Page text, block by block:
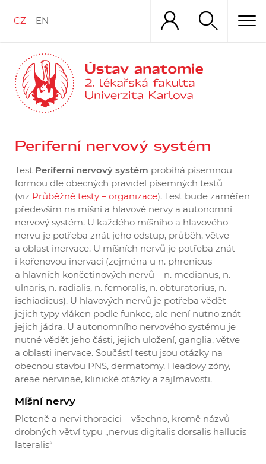
obsahu
CZ EN
Periferní nervový systém
Test Periferní nervový systém probíhá písemnou
formou dle obecných pravidel písemných testů
(viz Průběžné testy – organizace). Test bude zaměřen
především na míšní a hlavové nervy a autonomní
nervový systém. U každého míšního a hlavového
nervu je potřeba znát jeho odstup, průběh, větve
a oblast inervace. U míšních nervů je potřeba znát
i kořenovou inervaci (zejména u n. phrenicus
a hlavních končetinových nervů – n. medianus, n.
ulnaris, n. radialis, n. femoralis, n. obturatorius, n.
ischiadicus). U hlavových nervů je potřeba vědět
jejich typy vláken podle funkce, ale není nutno znát
jejich jádra. U autonomního nervového systému je
nutné vědět jeho části, jejich uložení, ganglia, větve
a oblasti inervace. Součástí testu jsou otázky na
obecnou stavbu PNS, dermatomy, Headovy zóny,
areae nervinae, klinické otázky a zajímavosti.
Míšní nervy
Pleteně a nervi thoracici – všechno, kromě názvů
drobných větví typu „nervus digitalis dorsalis hallucis
lateralis“